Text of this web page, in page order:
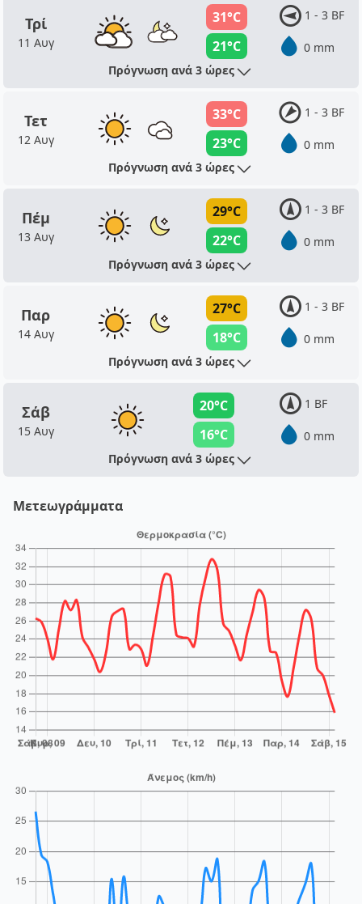
Τρί
11 Αυγ
31°C
21°C
1 - 3 BF
0 mm
Πρόγνωση ανά 3 ώρες
Τετ
12 Αυγ
33°C
23°C
1 - 3 BF
0 mm
Πρόγνωση ανά 3 ώρες
Πέμ
13 Αυγ
29°C
22°C
1 - 3 BF
0 mm
Πρόγνωση ανά 3 ώρες
Παρ
14 Αυγ
27°C
18°C
1 - 3 BF
0 mm
Πρόγνωση ανά 3 ώρες
Σάβ
15 Αυγ
20°C
16°C
1 BF
0 mm
Πρόγνωση ανά 3 ώρες
Μετεωγράμματα